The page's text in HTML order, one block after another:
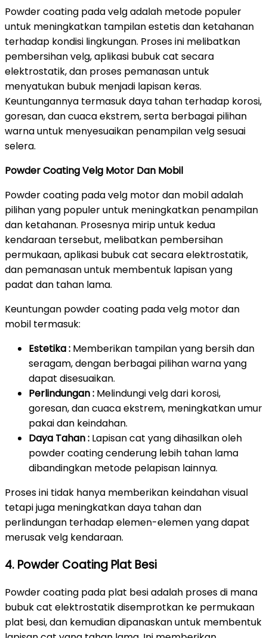
Powder coating pada velg adalah metode populer
untuk meningkatkan tampilan estetis dan ketahanan
terhadap kondisi lingkungan. Proses ini melibatkan
pembersihan velg, aplikasi bubuk cat secara
elektrostatik, dan proses pemanasan untuk
menyatukan bubuk menjadi lapisan keras.
Keuntungannya termasuk daya tahan terhadap korosi,
goresan, dan cuaca ekstrem, serta berbagai pilihan
warna untuk menyesuaikan penampilan velg sesuai
selera.
Powder Coating Velg Motor Dan Mobil
Powder coating pada velg motor dan mobil adalah
pilihan yang populer untuk meningkatkan penampilan
dan ketahanan. Prosesnya mirip untuk kedua
kendaraan tersebut, melibatkan pembersihan
permukaan, aplikasi bubuk cat secara elektrostatik,
dan pemanasan untuk membentuk lapisan yang
padat dan tahan lama.
Keuntungan powder coating pada velg motor dan
mobil termasuk:
Estetika : Memberikan tampilan yang bersih dan
seragam, dengan berbagai pilihan warna yang
dapat disesuaikan.
Perlindungan : Melindungi velg dari korosi,
goresan, dan cuaca ekstrem, meningkatkan umur
pakai dan keindahan.
Daya Tahan : Lapisan cat yang dihasilkan oleh
powder coating cenderung lebih tahan lama
dibandingkan metode pelapisan lainnya.
Proses ini tidak hanya memberikan keindahan visual
tetapi juga meningkatkan daya tahan dan
perlindungan terhadap elemen-elemen yang dapat
merusak velg kendaraan.
4. Powder Coating Plat Besi
Powder coating pada plat besi adalah proses di mana
bubuk cat elektrostatik disemprotkan ke permukaan
plat besi, dan kemudian dipanaskan untuk membentuk